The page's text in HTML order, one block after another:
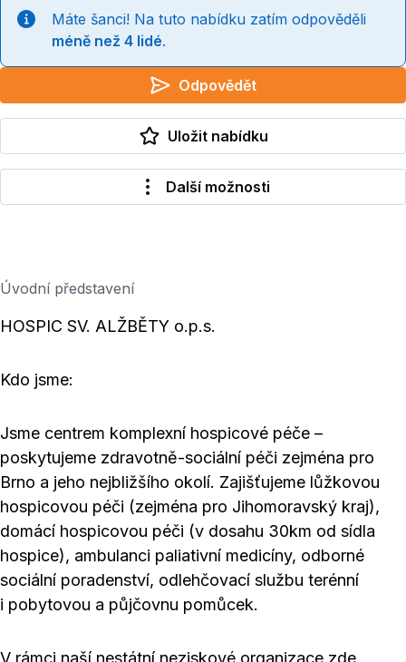
Máte šanci! Na tuto nabídku zatím odpověděli
méně než 4 lidé.
Odpovědět
Uložit nabídku
Další možnosti
Úvodní představení
HOSPIC SV. ALŽBĚTY o.p.s.
Kdo jsme:
Jsme centrem komplexní hospicové péče –
poskytujeme zdravotně-sociální péči zejména pro
Brno a jeho nejbližšího okolí. Zajišťujeme lůžkovou
hospicovou péči (zejména pro Jihomoravský kraj),
domácí hospicovou péči (v dosahu 30km od sídla
hospice), ambulanci paliativní medicíny, odborné
sociální poradenství, odlehčovací službu terénní
i pobytovou a půjčovnu pomůcek.
V rámci naší nestátní neziskové organizace zde